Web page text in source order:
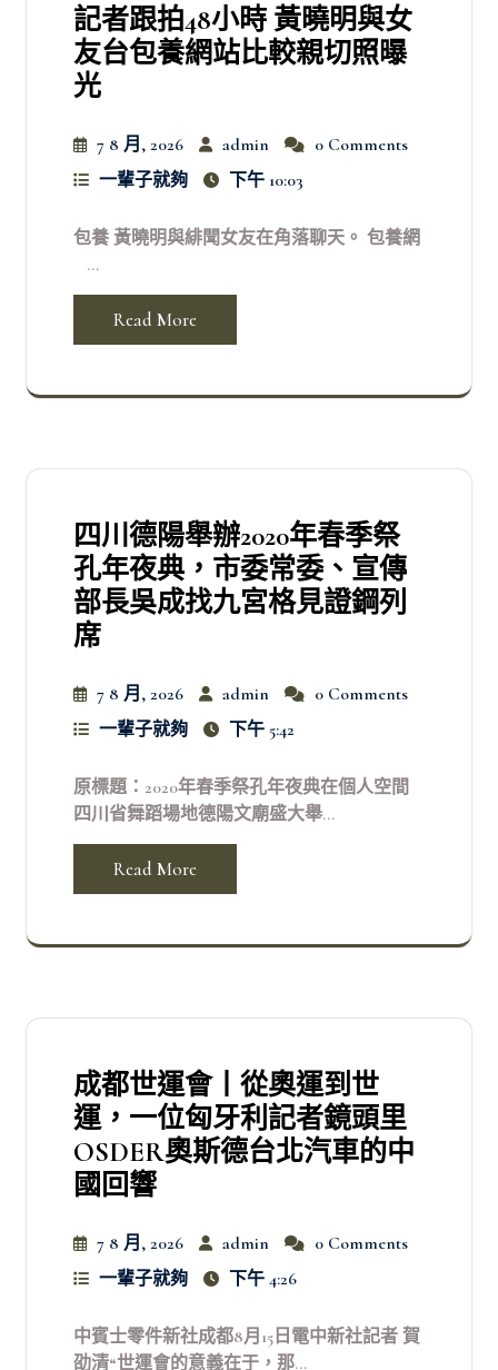
記者跟拍48小時 黃曉明與女
友台包養網站比較親切照曝
光
7 8 月, 2026 admin
0 Comments
一輩子就夠
下午 10:03
包養 黃曉明與緋聞女友在角落聊天。 包養網
...
Read More
四川德陽舉辦2020年春季祭
孔年夜典，市委常委、宣傳
部長吳成找九宮格見證鋼列
席
7 8 月, 2026 admin
0 Comments
一輩子就夠
下午 5:42
原標題：2020年春季祭孔年夜典在個人空間
四川省舞蹈場地德陽文廟盛大舉...
Read More
成都世運會丨從奧運到世
運，一位匈牙利記者鏡頭里
OSDER奧斯德台北汽車的中
國回響
7 8 月, 2026 admin
0 Comments
一輩子就夠
下午 4:26
中賓士零件新社成都8月15日電中新社記者 賀
劭清“世運會的意義在于，那...